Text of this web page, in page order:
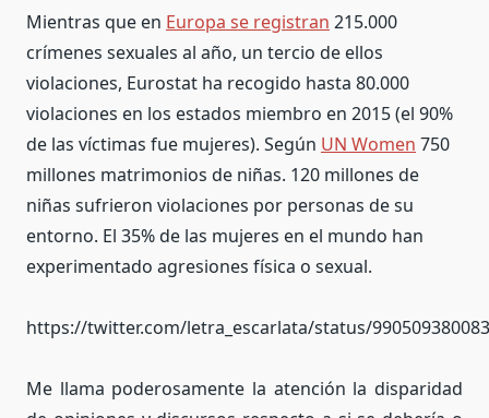
Mientras que en Europa se registran 215.000
crímenes sexuales al año, un tercio de ellos
violaciones, Eurostat ha recogido hasta 80.000
violaciones en los estados miembro en 2015 (el 90%
de las víctimas fue mujeres). Según UN Women 750
millones matrimonios de niñas. 120 millones de
niñas sufrieron violaciones por personas de su
entorno. El 35% de las mujeres en el mundo han
experimentado agresiones física o sexual.
https://twitter.com/letra_escarlata/status/
Me llama poderosamente la atención la disparidad